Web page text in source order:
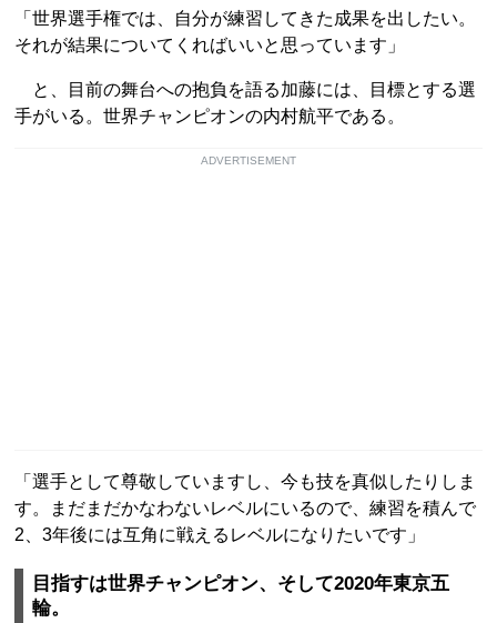
「世界選手権では、自分が練習してきた成果を出したい。
それが結果についてくればいいと思っています」
と、目前の舞台への抱負を語る加藤には、目標とする選
手がいる。世界チャンピオンの内村航平である。
ADVERTISEMENT
「選手として尊敬していますし、今も技を真似したりしま
す。まだまだかなわないレベルにいるので、練習を積んで
2、3年後には互角に戦えるレベルになりたいです」
目指すは世界チャンピオン、そして2020年東京五
輪。